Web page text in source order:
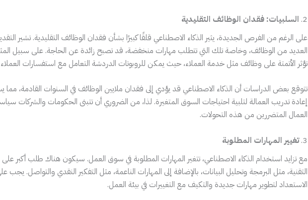
2. السلبيات: فقدان الوظائف التقليدية
على الرغم من الفرص الجديدة، يثير الذكاء الاصطناعي قلقًا كبيرًا بشأن فقدان الوظائف التقليدية. تشير
العديد من الوظائف، وخاصة تلك التي تتطلب مهارات منخفضة، قد تصبح زائدة عن الحاجة. على سبيل
تؤثر الأتمتة على وظائف مثل خدمة العملاء، حيث يمكن للروبوتات الدردشة التعامل مع استفسارات
تتوقع بعض الدراسات أن الذكاء الاصطناعي قد يؤدي إلى فقدان ملايين الوظائف في السنوات القادمة،
إعادة تدريب العمالة لتلبية احتياجات السوق المتغيرة. لذا، من الضروري أن تتبنى الحكومات والشركات
العمال المتضررين من هذه التحولات.
3. تغيير المهارات المطلوبة
مع تزايد استخدام الذكاء الاصطناعي، تتغير المهارات المطلوبة في سوق العمل. سيكون هناك طلب أكبر على
التقنية، مثل البرمجة وتحليل البيانات، بالإضافة إلى المهارات الناعمة، مثل التفكير النقدي والتواصل. يجب
الاستعداد لتطوير مهارات جديدة والتكيف مع التغييرات في بيئة العمل.